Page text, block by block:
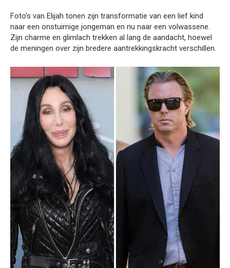
Foto’s van Elijah tonen zijn transformatie van een lief kind
naar een onstuimige jongeman en nu naar een volwassene.
Zijn charme en glimlach trekken al lang de aandacht, hoewel
de meningen over zijn bredere aantrekkingskracht verschillen.